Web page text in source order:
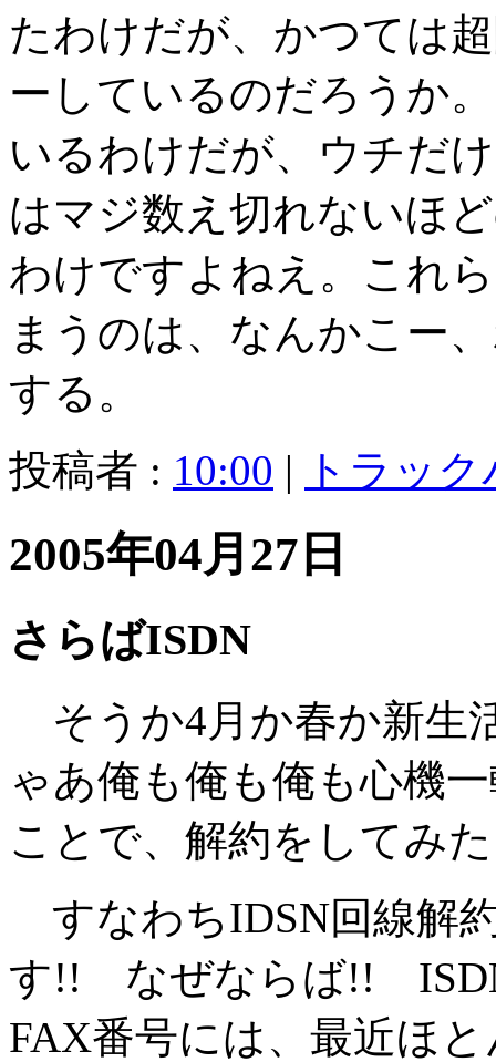
たわけだが、かつては
ーしているのだろうか
いるわけだが、ウチだ
はマジ数え切れないほ
わけですよねえ。これ
まうのは、なんかこー
する。
投稿者 : 10:00 | トラッ
2005年04月27日
さらばISDN
そうか4月か春か新生
ゃあ俺も俺も俺も心機
ことで、解約をしてみ
すなわちIDSN回線解
す!! なぜならば!!
FAX番号には、最近ほ